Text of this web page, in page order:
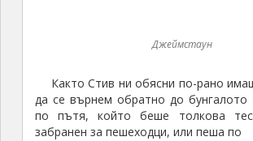
Джеймстаун
Както Стив ни обясни по-рано
да се върнем обратно до
по пътя, който беше толкова
забранен за пешеходци, или пеша по